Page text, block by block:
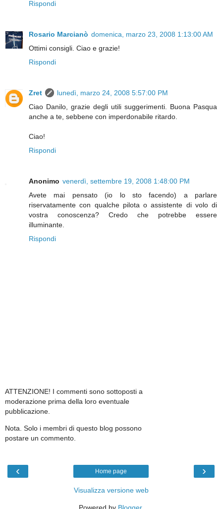
Rispondi
Rosario Marcianò domenica, marzo 23, 2008 1:13:00 AM
Ottimi consigli. Ciao e grazie!
Rispondi
Zret
lunedì, marzo 24, 2008 5:57:00 PM
Ciao Danilo, grazie degli utili suggerimenti. Buona Pasqua
anche a te, sebbene con imperdonabile ritardo.
Ciao!
Rispondi
Anonimo venerdì, settembre 19, 2008 1:48:00 PM
Avete mai pensato (io lo sto facendo) a parlare
riservatamente con qualche pilota o assistente di volo di
vostra conoscenza? Credo che potrebbe essere
illuminante.
Rispondi
ATTENZIONE! I commenti sono sottoposti a
moderazione prima della loro eventuale
pubblicazione.
Nota. Solo i membri di questo blog possono
postare un commento.
‹ ›
Home page
Visualizza versione web